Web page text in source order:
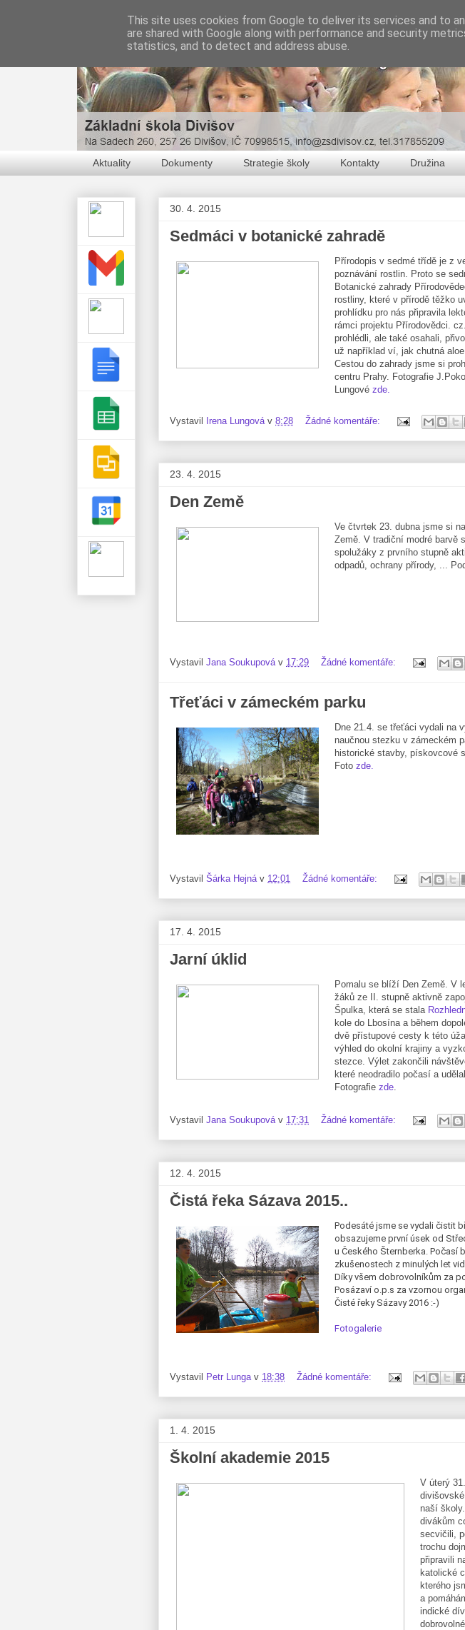
Aktuality Dokumenty Strategie školy Kontakty Družina
30. 4. 2015
Sedmáci v botanické zahradě
Přírodopis v sedmé třídě je z
poznávání rostlin. Proto se
Botanické zahrady
rostliny, které v přírodě těžko
prohlídku pro nás připravila
rámci projektu Přírodovědci.
prohlédli, ale také osahali,
už například ví, jak chutná aloe
Cestou do zahrady jsme si
centru Prahy. Fotografie
Lungové zde.
Vystavil Irena Lungová v 8:28 Žádné komentáře:
23. 4. 2015
Den Země
Ve čtvrtek 23. dubna jsme si
Země. V tradiční modré barvě
spolužáky z prvního stupně
odpadů, ochrany přírody, ...
Vystavil Jana Soukupová v 17:29 Žádné komentáře:
Třeťáci v zámeckém parku
Dne 21.4. se třeťáci vydali na
naučnou stezku v zámeckém
historické stavby, pískovcové
Foto zde.
Vystavil Šárka Hejná v 12:01 Žádné komentáře:
17. 4. 2015
Jarní úklid
Pomalu se blíží Den Země. V
žáků ze II. stupně aktivně
Špulka, která se stala
kole do Lbosína a během
dvě přístupové cesty k této
výhled do okolní krajiny a
stezce. Výlet zakončili
které neodradilo počasí a
Fotografie zde
Vystavil Jana Soukupová v 17:31 Žádné komentáře:
12. 4. 2015
Čistá řeka Sázava 2015..
Podesáté jsme se vydali čistit
obsazujeme první úsek od
u Českého Šternberka. Počasí
zkušenostech z minulých let
Díky všem dobrovolníkům za
Posázaví o.p.s za vzornou
Čisté řeky Sázavy 2016 :-)
Fotogalerie
Vystavil Petr Lunga v 18:38 Žádné komentáře:
1. 4. 2015
Školní akademie 2015
V úterý
naší
divákům
secvičili,
trochu
připravili
katolické
kterého
a
indické
This site uses cookies from Google to deliver its services and to
are shared with Google along with performance and security
statistics, and to detect and address abuse.